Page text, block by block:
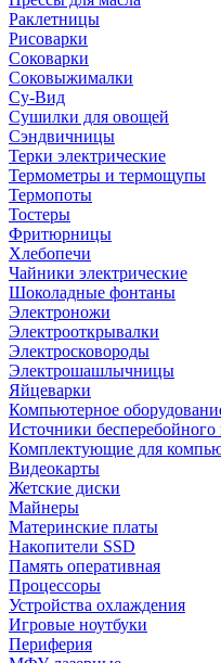
Раклетницы
Рисоварки
Соковарки
Соковыжималки
Су-Вид
Сушилки для овощей
Сэндвичницы
Терки электрические
Термометры и термощупы
Термопоты
Тостеры
Фритюрницы
Хлебопечи
Чайники электрические
Шоколадные фонтаны
Электроножи
Электрооткрывалки
Электросковороды
Электрошашлычницы
Яйцеварки
Компьютерное
Источники бесперебойного
Комплектующие для
Видеокарты
Жетские диски
Майнеры
Материнские платы
Накопители SSD
Память оперативная
Процессоры
Устройства охлаждения
Игровые ноутбуки
Периферия